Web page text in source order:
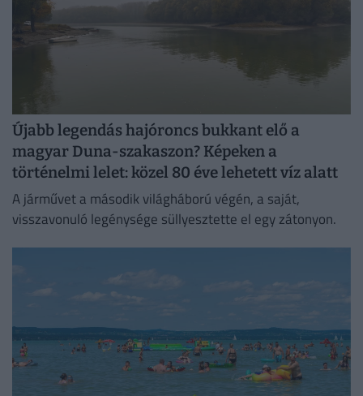
Újabb legendás hajóroncs bukkant elő a
magyar Duna-szakaszon? Képeken a
történelmi lelet: közel 80 éve lehetett víz alatt
A járművet a második világháború végén, a saját,
visszavonuló legénysége süllyesztette el egy zátonyon.